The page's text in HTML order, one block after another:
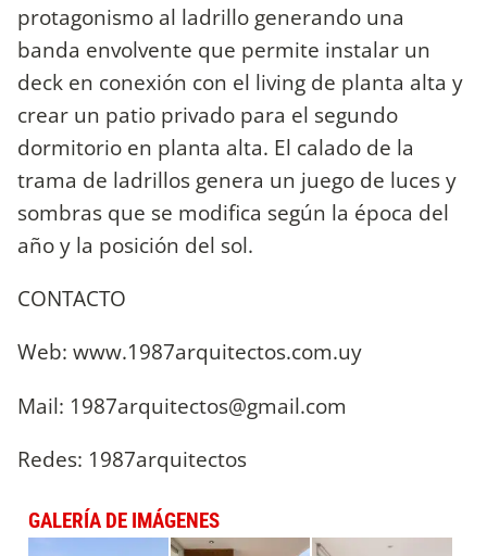
protagonismo al ladrillo generando una
banda envolvente que permite instalar un
deck en conexión con el living de planta alta y
crear un patio privado para el segundo
dormitorio en planta alta. El calado de la
trama de ladrillos genera un juego de luces y
sombras que se modifica según la época del
año y la posición del sol.
CONTACTO
Web: www.1987arquitectos.com.uy
Mail: 1987arquitectos@gmail.com
Redes: 1987arquitectos
GALERÍA DE IMÁGENES